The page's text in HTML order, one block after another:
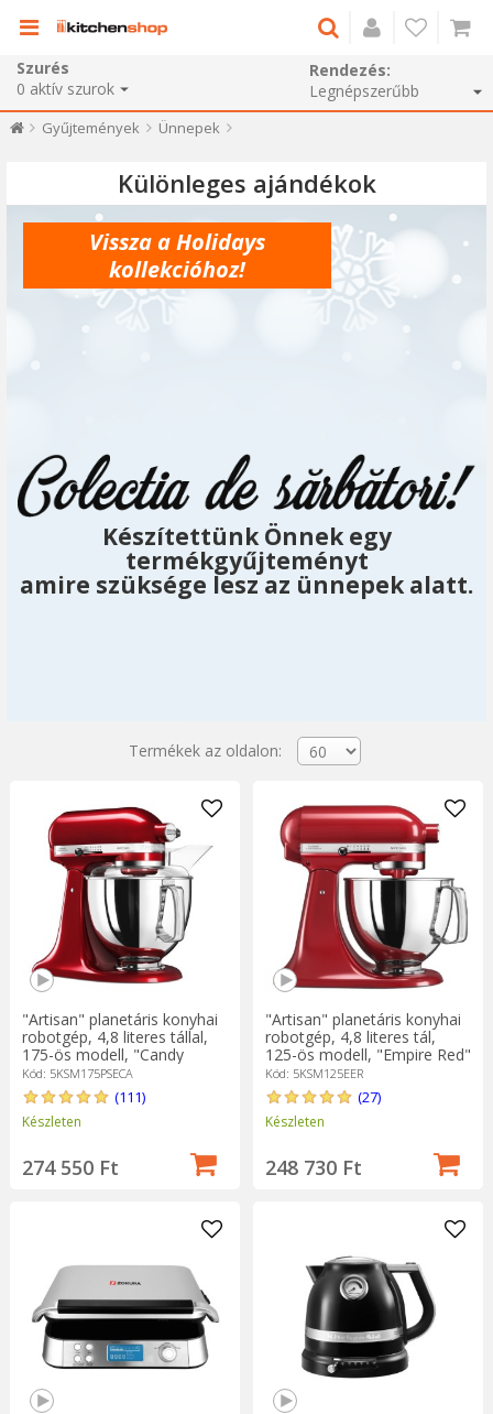
Szurés
0 aktív szurok
Rendezés:
Gyűjtemények Ünnepek
Különleges ajándékok
Vissza a Holidays
kollekcióhoz!
Készítettünk Önnek egy
termékgyűjteményt
amire szüksége lesz az ünnepek alatt.
Termékek az oldalon:
"Artisan" planetáris konyhai
robotgép, 4,8 literes tállal,
175-ös modell, "Candy
Apple" - KitchenAid
Kód: 5KSM175PSECA
(111)
Készleten
274 550 Ft
"Artisan" planetáris konyhai
robotgép, 4,8 literes tál,
125-ös modell, "Empire Red"
- KitchenAid
Kód: 5KSM125EER
(27)
Készleten
248 730 Ft